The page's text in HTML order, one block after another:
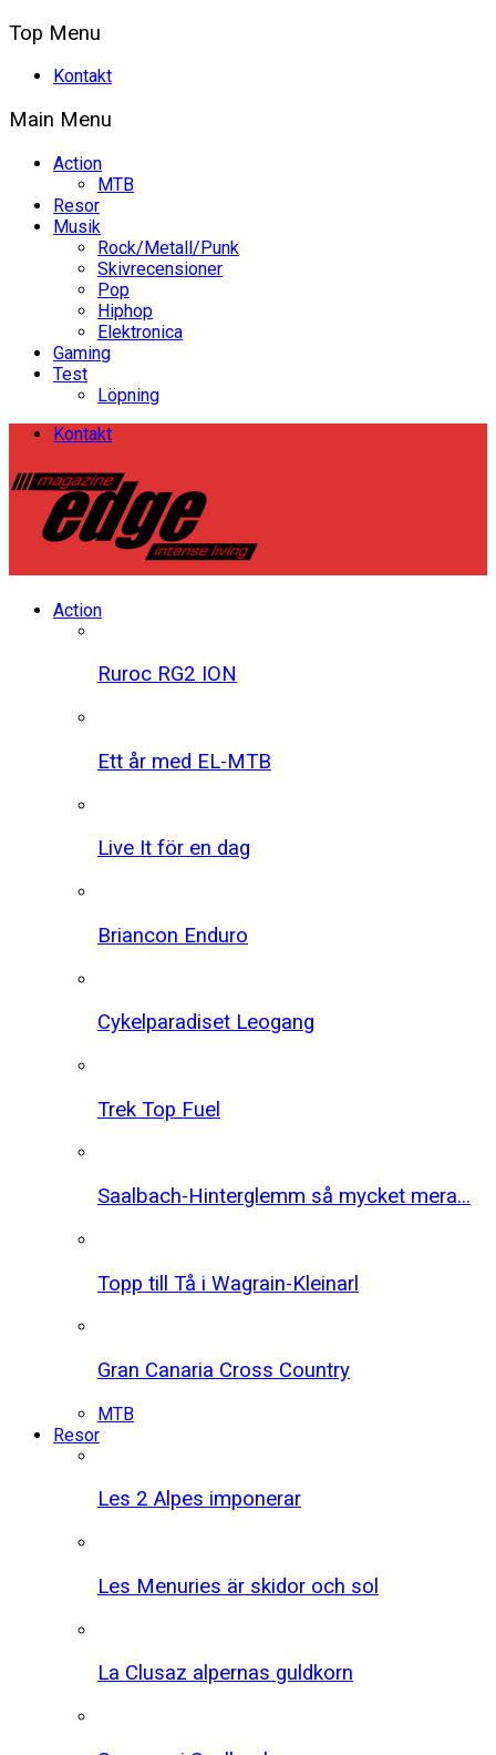
Top Menu
Kontakt
Main Menu
Action
MTB
Resor
Musik
Rock/Metall/Punk
Skivrecensioner
Pop
Hiphop
Elektronica
Gaming
Test
Löpning
Kontakt
Action
Ruroc RG2 ION
Ett år med EL-MTB
Live It för en dag
Briancon Enduro
Cykelparadiset Leogang
Trek Top Fuel
Saalbach-Hinterglemm så mycket mera...
Topp till Tå i Wagrain-Kleinarl
Gran Canaria Cross Country
MTB
Resor
Les 2 Alpes imponerar
Les Menuries är skidor och sol
La Clusaz alpernas guldkorn